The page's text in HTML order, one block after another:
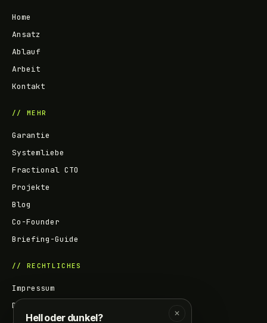
Home
Ansatz
Ablauf
Arbeit
Kontakt
// MEHR
Garantie
Systemliebe
Fractional CTO
Projekte
Blog
Co-Founder
Briefing-Guide
// RECHTLICHES
Impressum
Datenschutz
✕
Hell oder dunkel?